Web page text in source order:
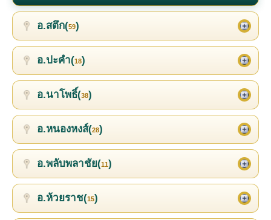
อ.สตึก(59)
อ.ปะคำ(18)
อ.นาโพธิ์(38)
อ.หนองหงส์(28)
อ.พลับพลาชัย(11)
อ.ห้วยราช(15)